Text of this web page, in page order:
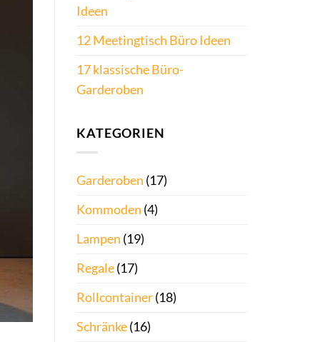
Ideen
12 Meetingtisch Büro Ideen
17 klassische Büro-
Garderoben
KATEGORIEN
Garderoben (17)
Kommoden (4)
Lampen (19)
Regale(17)
Rollcontainer(18)
Schränke(16)